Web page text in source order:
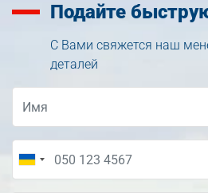
Подайте
С Вами свяжется наш
деталей